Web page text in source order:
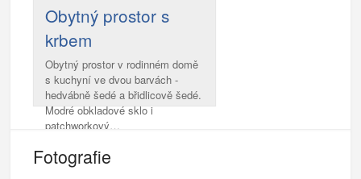
Obytný prostor s
krbem
Obytný prostor v rodinném domě
s kuchyní ve dvou barvách -
hedvábně šedé a břidlicově šedé.
Modré obkladové sklo i
patchworkový…
Fotografie